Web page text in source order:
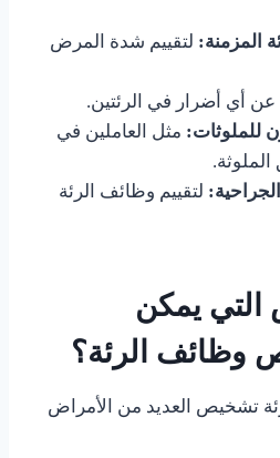
المزمنة: لتقييم شدة المرض
أي أضرار في الرئتين.
للملوثات: مثل العاملين في
الملوثة.
لتقييم وظائف الرئة
التي يمكن
وظائف الرئة؟
تشخيص العديد من الأمراض